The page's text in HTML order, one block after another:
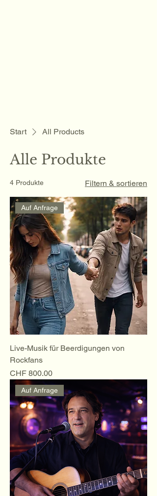
Start All Products
Alle Produkte
4 Produkte Filtern & sortieren
Auf Anfrage
Live-Musik für Beerdigungen von
Rockfans
Preis
CHF 800.00
Auf Anfrage